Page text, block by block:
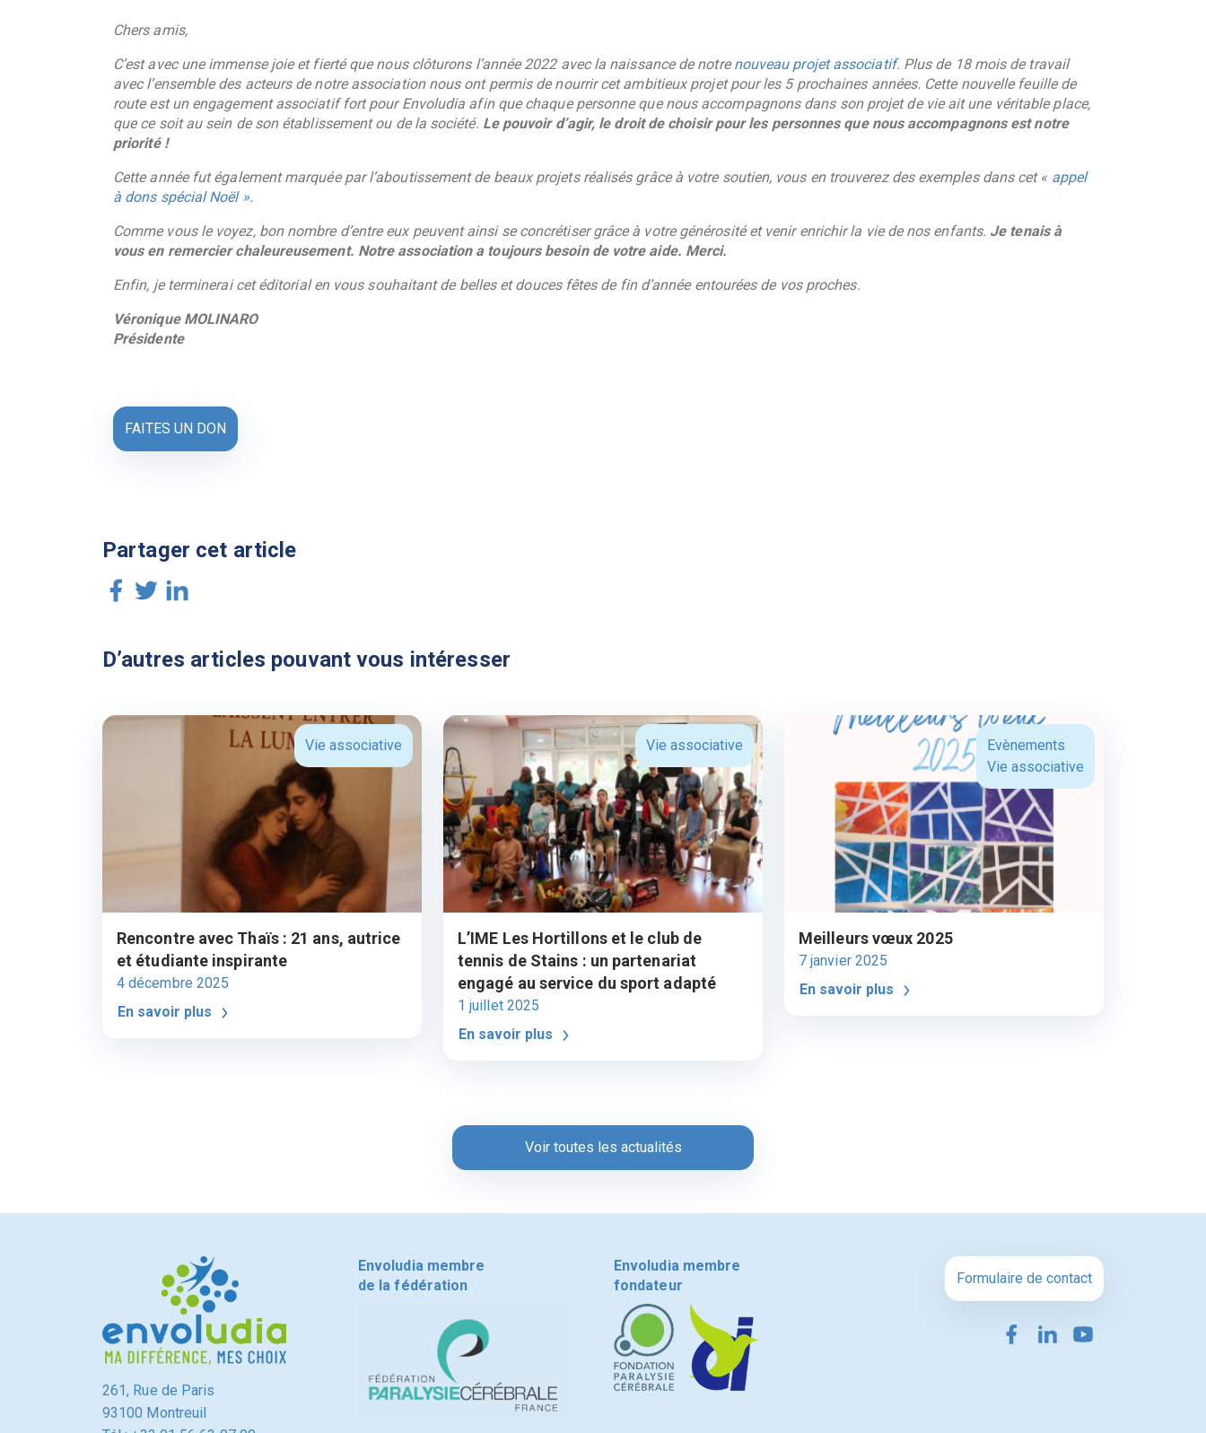
Chers amis,
C’est avec une immense joie et fierté que nous clôturons l’année 2022 avec la naissance de notrenouveau projet associatif. Plus de 18 mois de travail
avec l’ensemble des acteurs de notre association nous ont permis de nourrir cet ambitieux projet pour les 5 prochaines années. Cette nouvelle feuille de
route est un engagement associatif fort pour Envoludia afin que chaque personne que nous accompagnons dans son projet de vie ait une véritable place,
que ce soit au sein de son établissement ou de la société. Le pouvoir d’agir, le droit de choisir pour les personnes que nous accompagnons est notre
priorité !
Cette année fut également marquée par l’aboutissement de beaux projets réalisés grâce à votre soutien, vous en trouverez des exemples dans cet « appel
à dons spécial Noël ».
Comme vous le voyez, bon nombre d’entre eux peuvent ainsi se concrétiser grâce à votre générosité et venir enrichir la vie de nos enfants. Je tenais à
vous en remercier chaleureusement. Notre association a toujours besoin de votre aide. Merci.
Enfin, je terminerai cet éditorial en vous souhaitant de belles et douces fêtes de fin d’année entourées de vos proches.
Véronique MOLINARO
Présidente
FAITES UN DON
Partager cet article
D’autres articles pouvant vous intéresser
Vie associative
Rencontre avec Thaïs : 21 ans, autrice
et étudiante inspirante
4 décembre 2025
En savoir plus
Vie associative
L’IME Les Hortillons et le club de
tennis de Stains : un partenariat
engagé au service du sport adapté
1 juillet 2025
En savoir plus
Evènements
Vie associative
Meilleurs vœux 2025
7 janvier 2025
En savoir plus
Voir toutes les actualités
261, Rue de Paris
93100 Montreuil
Envoludia membre
de la fédération
Envoludia membre
fondateur
Formulaire de contact